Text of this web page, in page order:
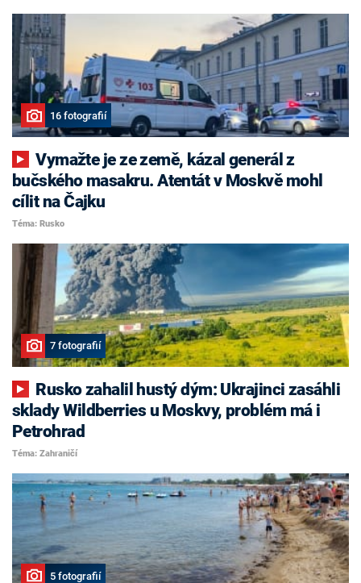
16 fotografií
Vymažte je ze země, kázal generál z
bučského masakru. Atentát v Moskvě mohl
cílit na Čajku
Téma: Rusko
7 fotografií
sklady Wildberries u Moskvy, problém má i
Petrohrad
Téma: Zahraničí
5 fotografií